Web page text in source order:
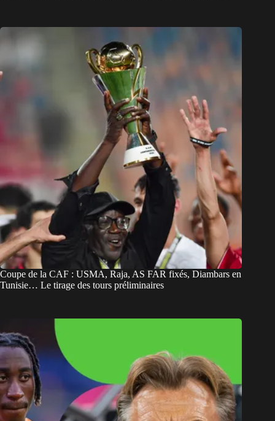
Coupe de la CAF : USMA, Raja, AS FAR fixés, Diambars en
Tunisie… Le tirage des tours préliminaires